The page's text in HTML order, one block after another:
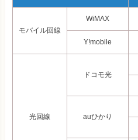
モバイル回線
WiMAX
Y!mobile
光回線
ドコモ光
auひかり